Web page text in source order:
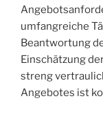
umfangreiche
Beantwortung
Einschätzung
streng
Angebotes ist